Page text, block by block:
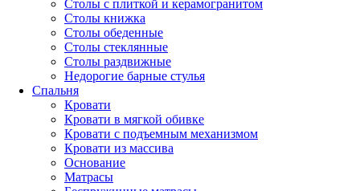
Столы с плиткой и керамогранитом
Столы книжка
Столы обеденные
Столы стеклянные
Столы раздвижные
Недорогие барные стулья
Спальня
Кровати
Кровати в мягкой обивке
Кровати с подъемным механизмом
Кровати из массива
Основание
Матрасы